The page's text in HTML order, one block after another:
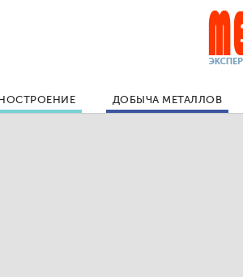
ДОБЫЧА МЕТАЛЛОВ